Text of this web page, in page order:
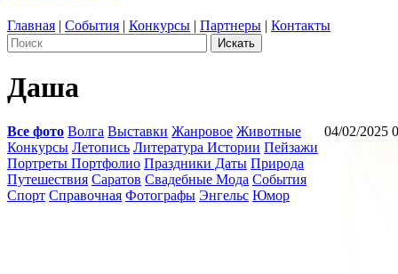
Главная | События | Конкурсы | Партнеры | Контакты
Даша
Все фото Волга Выставки Жанровое Животные
Конкурсы Летопись Литература Истории Пейзажи
Портреты Портфолио Праздники Даты Природа
Путешествия Саратов Свадебные Мода События
Спорт Справочная Фотографы Энгельс Юмор
04/02/2025